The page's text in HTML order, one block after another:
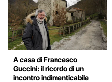
A casa di Francesco
Guccini: il ricordo di un
incontro indimenticabile